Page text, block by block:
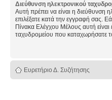
Διεύθυνση ηλεκτρονικού
Αυτή πρέπει να είναι η διεύθυνση
επιλέξατε κατά την εγγραφή σας.
Πίνακα Ελέγχου Μέλους αυτή είναι
ταχυδρομείου που καταχωρήσατε
Ευρετήριο Δ. Συζήτησης